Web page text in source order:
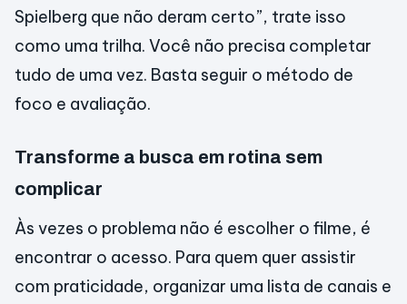
Spielberg que não deram certo”, trate isso
como uma trilha. Você não precisa completar
tudo de uma vez. Basta seguir o método de
foco e avaliação.
Transforme a busca em rotina sem
complicar
Às vezes o problema não é escolher o filme, é
encontrar o acesso. Para quem quer assistir
com praticidade, organizar uma lista de canais e